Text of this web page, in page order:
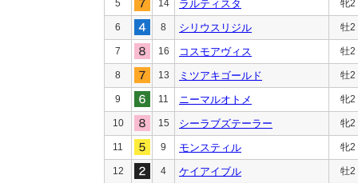
5 14 ラルティスタ 牝2
6 8 シリウスリジル 牡2
7 16 コスモアヴィス 牡2
8 13 ミツアキゴールド 牡2
9 11 ニーマルオトメ 牝2
10 15 シーラブズテーラー 牝2
11 9 モンスティル 牝2
12 4 ケイアイブル 牡2